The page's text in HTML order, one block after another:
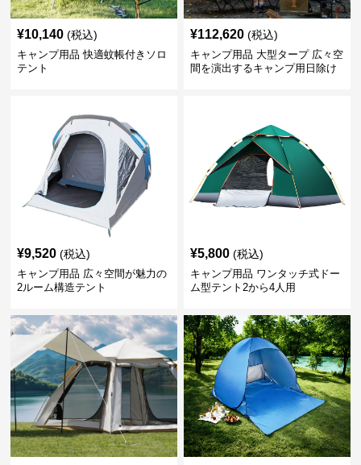
¥10,140 (税込)
キャンプ用品 快適蚊帳付きソロ
テント
¥112,620 (税込)
キャンプ用品 大型タープ 広々空
間を演出するキャンプ用日除け
¥9,520 (税込)
キャンプ用品 広々空間が魅力の
2ルーム構造テント
¥5,800 (税込)
キャンプ用品 ワンタッチ式ドー
ム型テント2から4人用